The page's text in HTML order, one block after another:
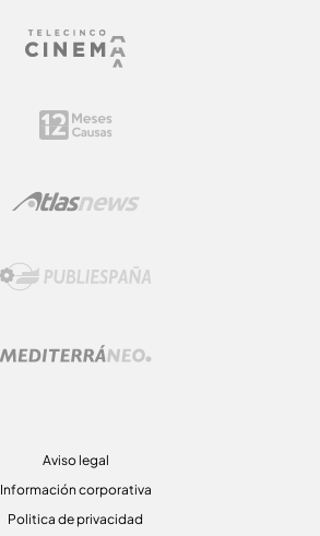
Aviso legal
Información corporativa
Politica de privacidad